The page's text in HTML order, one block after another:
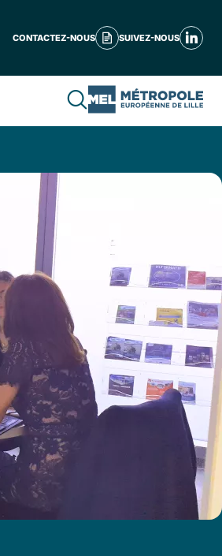
CONTACTEZ-NOUS SUIVEZ-NOUS
Que recherchez-vous ?